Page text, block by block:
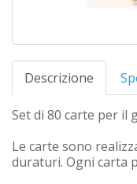
Descrizione
Set di 80 carte per il
Le carte sono
duraturi. Ogni carta